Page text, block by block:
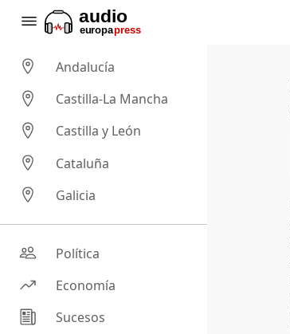
Andalucía
Castilla-La Mancha
Castilla y León
Cataluña
Galicia
Política
Economía
Sucesos